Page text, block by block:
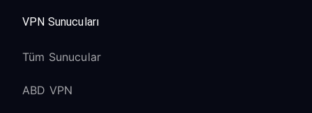
VPN Sunucuları
Tüm Sunucular
ABD VPN